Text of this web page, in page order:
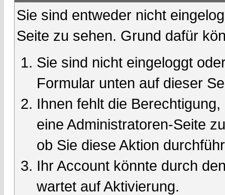
Sie sind entweder nicht
Seite zu sehen. Grund dafür
Sie sind nicht eingeloggt
Formular unten auf dieser
Ihnen fehlt die
eine Administratoren-Seite
ob Sie diese Aktion
Ihr Account könnte durch
wartet auf Aktivierung.